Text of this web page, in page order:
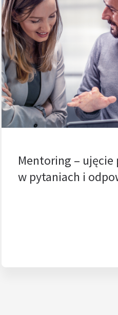
Mentoring – ujęcie
w pytaniach i